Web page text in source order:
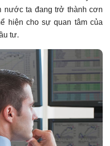
nước ta đang trở thành cơn
hiện cho sự quan tâm của
tư.